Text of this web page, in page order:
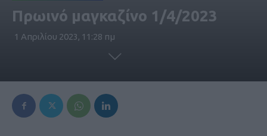
Πρωινό μαγκαζίνο 1/4/2023
1 Απριλίου 2023, 11:28 πμ